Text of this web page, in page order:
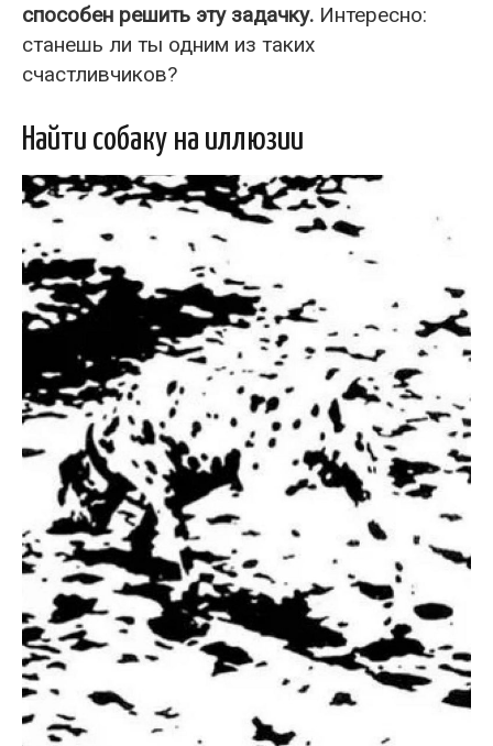
способен решить эту задачку. Интересно:
станешь ли ты одним из таких
счастливчиков?
Найти собаку на иллюзии